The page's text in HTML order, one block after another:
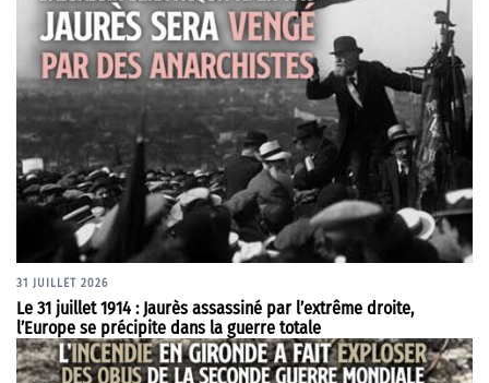
31 JUILLET 2026
Le 31 juillet 1914 : Jaurès assassiné par l’extrême droite,
l’Europe se précipite dans la guerre totale